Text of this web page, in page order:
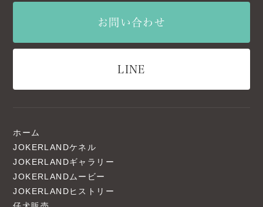
お問い合わせ
LINE
ホーム
JOKERLANDケネル
JOKERLANDギャラリー
JOKERLANDムービー
JOKERLANDヒストリー